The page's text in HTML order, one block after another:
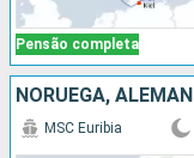
Pensão completa
NORUEGA,
MSC Euribia